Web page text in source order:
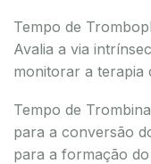
Tempo de
Avalia a via
monitorar a terapia
Tempo de
para a conversão
para a formação